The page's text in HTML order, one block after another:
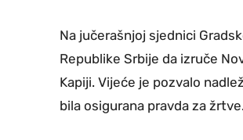
Na jučerašnjoj sjednici
Republike Srbije da izruče
Kapiji. Vijeće je pozvalo
bila osigurana pravda za